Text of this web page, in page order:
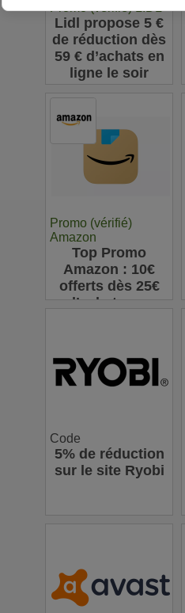
Promo (vérifié) LIDL
Lidl propose 5 €
de réduction dès
59 € d’achats en
ligne le soir
Promo (vérifié)
Amazon
Top Promo
Amazon : 10€
offerts dès 25€
d’achats sur
Code
5% de réduction
sur le site Ryobi